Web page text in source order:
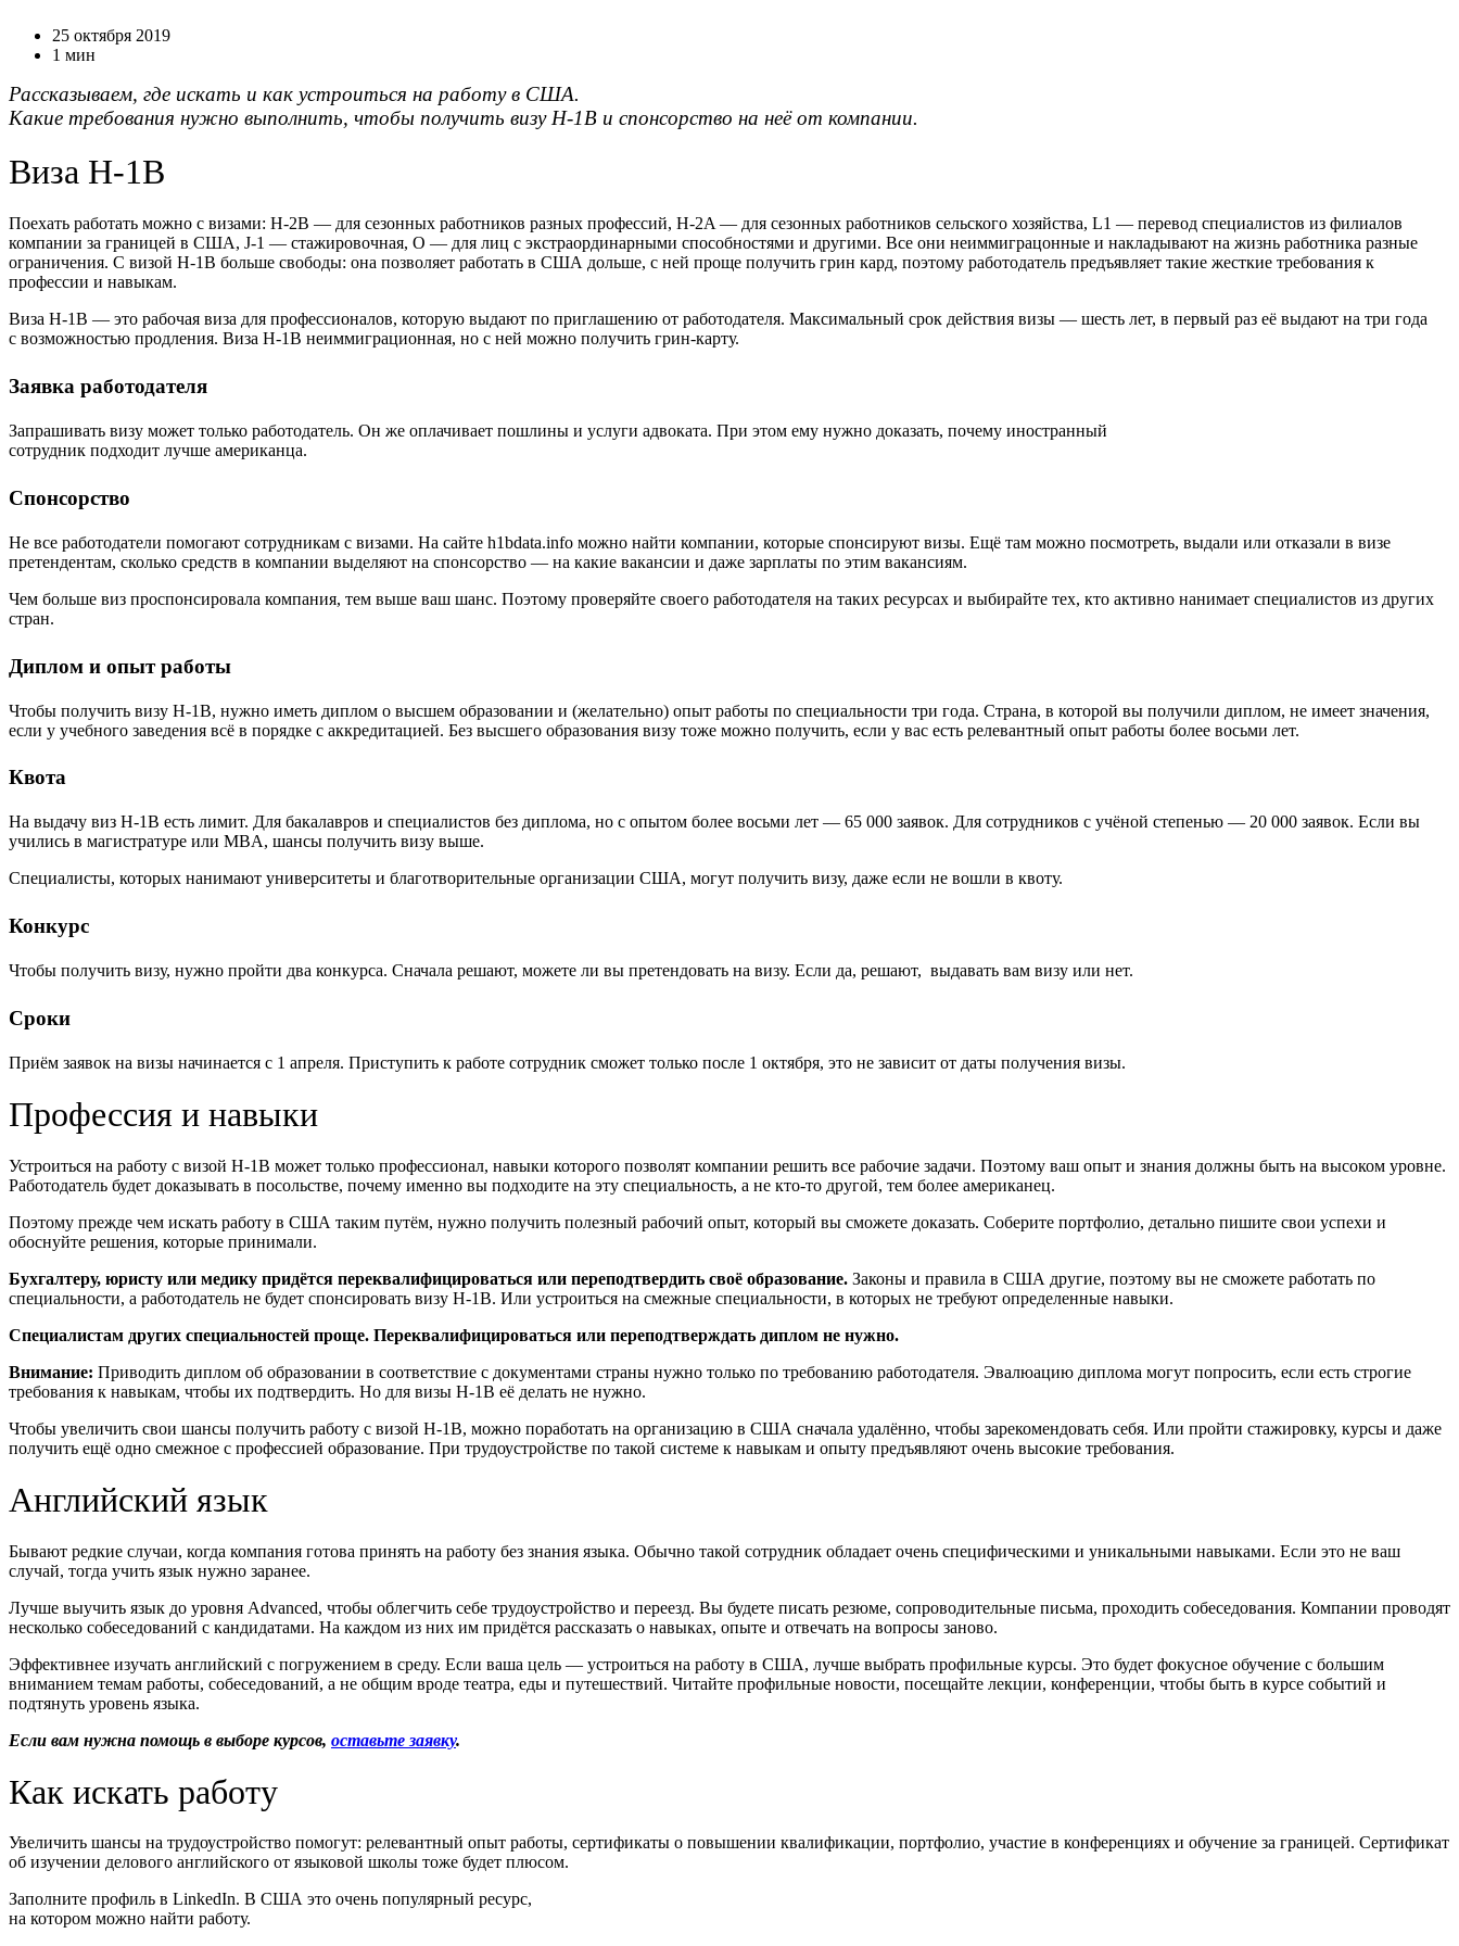
25 октября 2019
1 мин
Рассказываем, где искать и как устроиться на работу в США.
Какие требования нужно выполнить, чтобы получить визу H-1B и спонсорство на неё от компании.
Виза H-1B
Поехать работать можно с визами: H-2B — для сезонных работников разных профессий, H-2A — для сезонных работников сельского хозяйства, L1 — перевод специалистов из филиалов
компании за границей в США, J-1 — стажировочная, O — для лиц с экстраординарными способностями и другими. Все они неиммиграцонные и накладывают на жизнь работника разные
ограничения. С визой H-1B больше свободы: она позволяет работать в США дольше, с ней проще получить грин кард, поэтому работодатель предъявляет такие жесткие требования к
профессии и навыкам.
Виза H-1B — это рабочая виза для профессионалов, которую выдают по приглашению от работодателя. Максимальный срок действия визы — шесть лет, в первый раз её выдают на три года
с возможностью продления. Виза H-1B неиммиграционная, но с ней можно получить грин-карту.
Заявка работодателя
Запрашивать визу может только работодатель. Он же оплачивает пошлины и услуги адвоката. При этом ему нужно доказать, почему иностранный
сотрудник подходит лучше американца.
Спонсорство
Не все работодатели помогают сотрудникам с визами. На сайте h1bdata.info можно найти компании, которые спонсируют визы. Ещё там можно посмотреть, выдали или отказали в визе
претендентам, сколько средств в компании выделяют на спонсорство — на какие вакансии и даже зарплаты по этим вакансиям.
Чем больше виз проспонсировала компания, тем выше ваш шанс. Поэтому проверяйте своего работодателя на таких ресурсах и выбирайте тех, кто активно нанимает специалистов из других
стран.
Диплом и опыт работы
Чтобы получить визу H-1B, нужно иметь диплом о высшем образовании и (желательно) опыт работы по специальности три года. Страна, в которой вы получили диплом, не имеет значения,
если у учебного заведения всё в порядке с аккредитацией. Без высшего образования визу тоже можно получить, если у вас есть релевантный опыт работы более восьми лет.
Квота
На выдачу виз H-1B есть лимит. Для бакалавров и специалистов без диплома, но с опытом более восьми лет — 65 000 заявок. Для сотрудников с учёной степенью — 20 000 заявок. Если вы
учились в магистратуре или MBA, шансы получить визу выше.
Специалисты, которых нанимают университеты и благотворительные организации США, могут получить визу, даже если не вошли в квоту.
Конкурс
Чтобы получить визу, нужно пройти два конкурса. Сначала решают, можете ли вы претендовать на визу. Если да, решают, выдавать вам визу или нет.
Сроки
Приём заявок на визы начинается с 1 апреля. Приступить к работе сотрудник сможет только после 1 октября, это не зависит от даты получения визы.
Профессия и навыки
Устроиться на работу с визой H-1B может только профессионал, навыки которого позволят компании решить все рабочие задачи. Поэтому ваш опыт и знания должны быть на высоком уровне.
Работодатель будет доказывать в посольстве, почему именно вы подходите на эту специальность, а не кто-то другой, тем более американец.
Поэтому прежде чем искать работу в США таким путём, нужно получить полезный рабочий опыт, который вы сможете доказать. Соберите портфолио, детально пишите свои успехи и
обоснуйте решения, которые принимали.
Бухгалтеру, юристу или медику придётся переквалифицироваться или переподтвердить своё образование. Законы и правила в США другие, поэтому вы не сможете работать по
специальности, а работодатель не будет спонсировать визу H-1B. Или устроиться на смежные специальности, в которых не требуют определенные навыки.
Специалистам других специальностей проще. Переквалифицироваться или переподтверждать диплом не нужно.
Внимание: Приводить диплом об образовании в соответствие с документами страны нужно только по требованию работодателя. Эвалюацию диплома могут попросить, если есть строгие
требования к навыкам, чтобы их подтвердить. Но для визы H-1B её делать не нужно.
Чтобы увеличить свои шансы получить работу с визой H-1B, можно поработать на организацию в США сначала удалённо, чтобы зарекомендовать себя. Или пройти стажировку, курсы и даже
получить ещё одно смежное с профессией образование. При трудоустройстве по такой системе к навыкам и опыту предъявляют очень высокие требования.
Английский язык
Бывают редкие случаи, когда компания готова принять на работу без знания языка. Обычно такой сотрудник обладает очень специфическими и уникальными навыками. Если это не ваш
случай, тогда учить язык нужно заранее.
Лучше выучить язык до уровня Advanced, чтобы облегчить себе трудоустройство и переезд. Вы будете писать резюме, сопроводительные письма, проходить собеседования. Компании проводят
несколько собеседований с кандидатами. На каждом из них им придётся рассказать о навыках, опыте и отвечать на вопросы заново.
Эффективнее изучать английский с погружением в среду. Если ваша цель — устроиться на работу в США, лучше выбрать профильные курсы. Это будет фокусное обучение с большим
вниманием темам работы, собеседований, а не общим вроде театра, еды и путешествий. Читайте профильные новости, посещайте лекции, конференции, чтобы быть в курсе событий и
подтянуть уровень языка.
Если вам нужна помощь в выборе курсов, оставьте заявку.
Как искать работу
Увеличить шансы на трудоустройство помогут: релевантный опыт работы, сертификаты о повышении квалификации, портфолио, участие в конференциях и обучение за границей. Сертификат
об изучении делового английского от языковой школы тоже будет плюсом.
Заполните профиль в LinkedIn. В США это очень популярный ресурс,
на котором можно найти работу.